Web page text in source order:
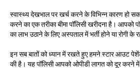
स्वास्थ्य देखभाल पर खर्च करने के विभिन्न कारण हो
करने का एक तरीका बीमा पॉलिसी खरीदना है। आपको
का लाभ उठाने के लिए अस्पताल में भर्ती होने या रोगी
इन सब बातों को ध्यान में रखते हुए हमने स्टार आउट
की है। यह पॉलिसी आपको ओपीडी लागत को दूर करने